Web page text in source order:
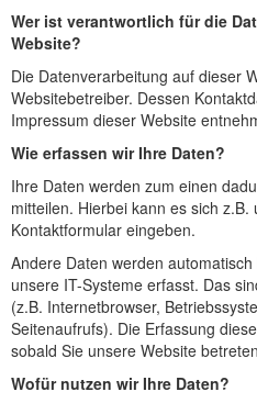
Wer ist verantwortlich für die
Website?
Die Datenverarbeitung auf dieser
Websitebetreiber. Dessen
Impressum dieser Website
Wie erfassen wir Ihre Daten?
Ihre Daten werden zum einen
mitteilen. Hierbei kann es sich
Kontaktformular eingeben.
Andere Daten werden
unsere IT-Systeme erfasst. Das
(z.B. Internetbrowser,
Seitenaufrufs). Die Erfassung
sobald Sie unsere Website
Wofür nutzen wir Ihre Daten?